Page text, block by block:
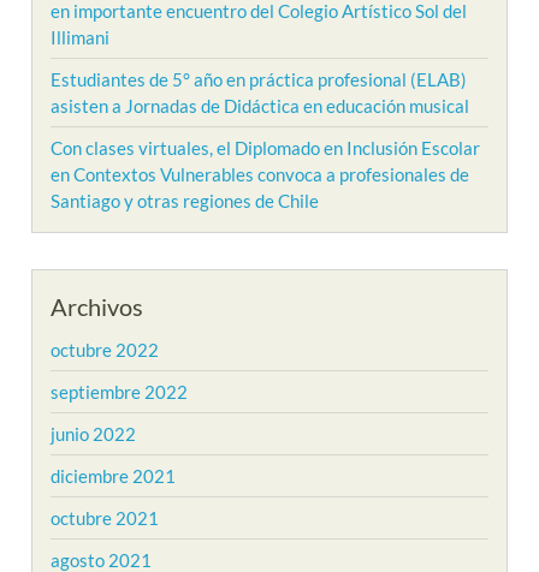
en importante encuentro del Colegio Artístico Sol del
Illimani
Estudiantes de 5° año en práctica profesional (ELAB)
asisten a Jornadas de Didáctica en educación musical
Con clases virtuales, el Diplomado en Inclusión Escolar
en Contextos Vulnerables convoca a profesionales de
Santiago y otras regiones de Chile
Archivos
octubre 2022
septiembre 2022
junio 2022
diciembre 2021
octubre 2021
agosto 2021